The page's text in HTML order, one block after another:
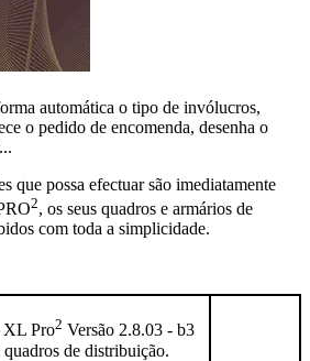
automática o tipo de invólucros,
o pedido de encomenda, desenha o
que possa efectuar são imediatamente
2, os seus quadros e armários de
com toda a simplicidade.
XL Pro2 Versão 2.8.03 - b3
de distribuição.